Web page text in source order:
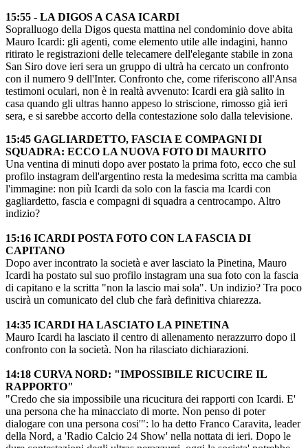
15:55 - LA DIGOS A CASA ICARDI
Sopralluogo della Digos questa mattina nel condominio dove abita
Mauro Icardi: gli agenti, come elemento utile alle indagini, hanno
ritirato le registrazioni delle telecamere dell'elegante stabile in zona
San Siro dove ieri sera un gruppo di ultrà ha cercato un confronto
con il numero 9 dell'Inter. Confronto che, come riferiscono all'Ansa
testimoni oculari, non è in realtà avvenuto: Icardi era già salito in
casa quando gli ultras hanno appeso lo striscione, rimosso già ieri
sera, e si sarebbe accorto della contestazione solo dalla televisione.
15:45 GAGLIARDETTO, FASCIA E COMPAGNI DI
SQUADRA: ECCO LA NUOVA FOTO DI MAURITO
Una ventina di minuti dopo aver postato la prima foto, ecco che sul
profilo instagram dell'argentino resta la medesima scritta ma cambia
l'immagine: non più Icardi da solo con la fascia ma Icardi con
gagliardetto, fascia e compagni di squadra a centrocampo. Altro
indizio?
15:16 ICARDI POSTA FOTO CON LA FASCIA DI
CAPITANO
Dopo aver incontrato la società e aver lasciato la Pinetina, Mauro
Icardi ha postato sul suo profilo instagram una sua foto con la fascia
di capitano e la scritta "non la lascio mai sola". Un indizio? Tra poco
uscirà un comunicato del club che farà definitiva chiarezza.
14:35 ICARDI HA LASCIATO LA PINETINA
Mauro Icardi ha lasciato il centro di allenamento nerazzurro dopo il
confronto con la società. Non ha rilasciato dichiarazioni.
14:18 CURVA NORD: "IMPOSSIBILE RICUCIRE IL
RAPPORTO"
"Credo che sia impossibile una ricucitura dei rapporti con Icardi. E'
una persona che ha minacciato di morte. Non penso di poter
dialogare con una persona cosi'": lo ha detto Franco Caravita, leader
della Nord, a 'Radio Calcio 24 Show' nella nottata di ieri. Dopo le